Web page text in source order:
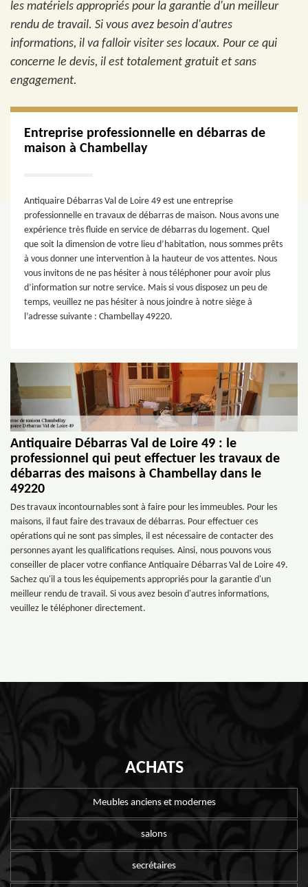
les matériels appropriés pour la garantie d'un meilleur
rendu de travail. Si vous avez besoin d'autres
informations, il va falloir visiter ses locaux. Pour ce qui
concerne le devis, il est totalement gratuit et sans
engagement.
Entreprise professionnelle en débarras de
maison à Chambellay
Antiquaire Débarras Val de Loire 49 est une entreprise
professionnelle en travaux de débarras de maison. Nous avons une
expérience très fluide en service de débarras du logement. Quel
que soit la dimension de votre lieu d’habitation, nous sommes prêts
à vous donner une intervention à la hauteur de vos attentes. Nous
vous invitons de ne pas hésiter à nous téléphoner pour avoir plus
d’information sur notre service. Mais si vous disposez un peu de
temps, veuillez ne pas hésiter à nous joindre à notre siège à
l’adresse suivante : Chambellay 49220.
Antiquaire Débarras Val de Loire 49 : le
professionnel qui peut effectuer les travaux de
débarras des maisons à Chambellay dans le
49220
Des travaux incontournables sont à faire pour les immeubles. Pour les
maisons, il faut faire des travaux de débarras. Pour effectuer ces
opérations qui ne sont pas simples, il est nécessaire de contacter des
personnes ayant les qualifications requises. Ainsi, nous pouvons vous
conseiller de placer votre confiance Antiquaire Débarras Val de Loire 49.
Sachez qu'il a tous les équipements appropriés pour la garantie d'un
meilleur rendu de travail. Si vous avez besoin d'autres informations,
veuillez le téléphoner directement.
ACHATS
Meubles anciens et modernes
salons
secrétaires